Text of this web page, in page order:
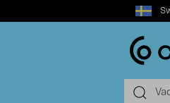
Select
market